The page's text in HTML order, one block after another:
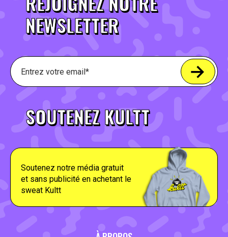
NEWSLETTER
SOUTENEZ KULTT
Soutenez notre média gratuit
et sans publicité en achetant le
sweat Kultt